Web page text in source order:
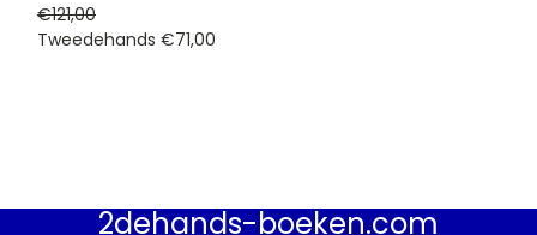
€121,00
Tweedehands €71,00
2dehands-boeken.com